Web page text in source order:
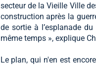
secteur de la Vieille Ville
construction après la
de sortie à l’esplanade
même temps », explique
Le plan, qui n'en est